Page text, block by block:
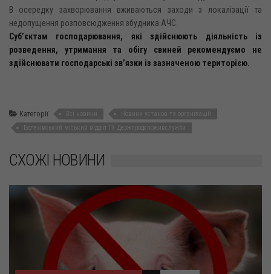
В осередку захворювання вживаються заходи з локалізації та
недопущення розповсюдження збудника АЧС.
Суб’єктам господарювання, які здійснюють діяльність із
розведення, утримання та обігу свиней рекомендуємо не
здійснювати господарські зв’язки із зазначеною територією.
Категорії Всі новини
Новини установ та організацій
Болехівський міський відділ ГУ Держпродспоживслужби
СХОЖІ НОВИНИ